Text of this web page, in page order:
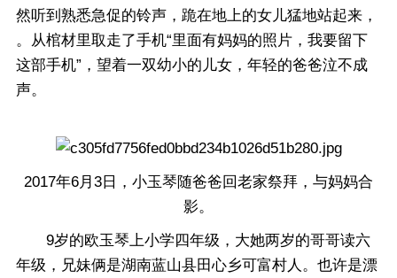
然听到熟悉急促的铃声，跪在地上的女儿猛地站起来，
。从棺材里取走了手机“里面有妈妈的照片，我要留下
这部手机”，望着一双幼小的儿女，年轻的爸爸泣不成
声。
2017年6月3日，小玉琴随爸爸回老家祭拜，与妈妈合
影。
9岁的欧玉琴上小学四年级，大她两岁的哥哥读六
年级，兄妹俩是湖南蓝山县田心乡可富村人。也许是漂